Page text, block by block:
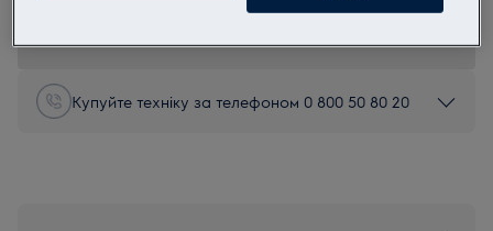
Купуйте техніку за телефоном 0 800 50 80 20